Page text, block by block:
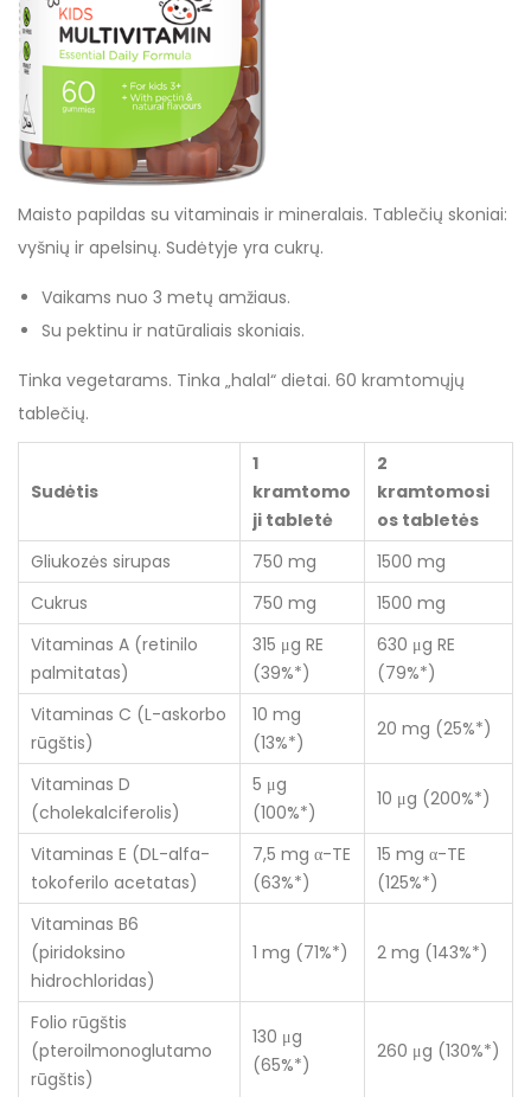
Maisto papildas su vitaminais ir mineralais. Tablečių skoniai:
vyšnių ir apelsinų. Sudėtyje yra cukrų.
Vaikams nuo 3 metų amžiaus.
Su pektinu ir natūraliais skoniais.
Tinka vegetarams. Tinka „halal“ dietai. 60 kramtomųjų
tablečių.
Sudėtis
1
kramtomo
ji tabletė
2
kramtomosi
os tabletės
Gliukozės sirupas
750 mg
1500 mg
Cukrus
750 mg
1500 mg
Vitaminas A (retinilo
palmitatas)
315 μg RE
(39%*)
630 μg RE
(79%*)
Vitaminas C (L-askorbo
rūgštis)
10 mg
(13%*)
20 mg (25%*)
Vitaminas D
(cholekalciferolis)
5 μg
(100%*)
10 μg (200%*)
Vitaminas E (DL-alfa-
tokoferilo acetatas)
7,5 mg α-TE
(63%*)
15 mg α-TE
(125%*)
Vitaminas B6
(piridoksino
hidrochloridas)
1 mg (71%*) 2 mg (143%*)
Folio rūgštis
(pteroilmonoglutamo
rūgštis)
130 μg
(65%*)
260 μg (130%*)